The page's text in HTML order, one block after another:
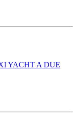
YACHT A DUE